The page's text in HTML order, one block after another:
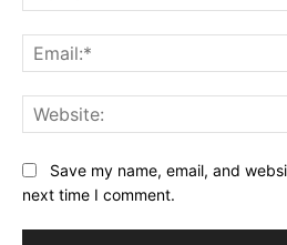
Save my name, email, and
next time I comment.